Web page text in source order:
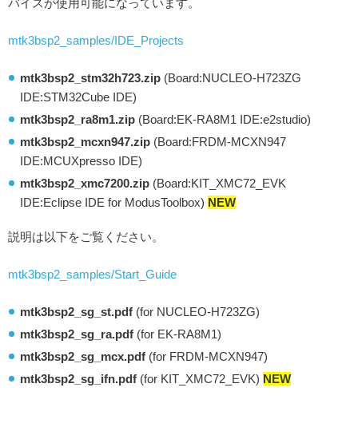
バイスが使用可能になっています。
mtk3bsp2_samples/IDE_Projects
mtk3bsp2_stm32h723.zip (Board:NUCLEO-H723ZG
IDE:STM32Cube IDE)
mtk3bsp2_ra8m1.zip (Board:EK-RA8M1 IDE:e2studio)
mtk3bsp2_mcxn947.zip (Board:FRDM-MCXN947
IDE:MCUXpresso IDE)
mtk3bsp2_xmc7200.zip (Board:KIT_XMC72_EVK
IDE:Eclipse IDE for ModusToolbox) NEW
説明は以下をご覧ください。
mtk3bsp2_samples/Start_Guide
mtk3bsp2_sg_st.pdf (for NUCLEO-H723ZG)
mtk3bsp2_sg_ra.pdf (for EK-RA8M1)
mtk3bsp2_sg_mcx.pdf (for FRDM-MCXN947)
mtk3bsp2_sg_ifn.pdf (for KIT_XMC72_EVK) NEW